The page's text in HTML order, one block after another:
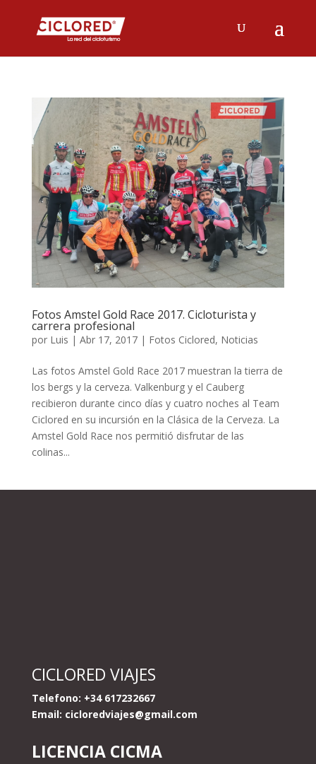
Fotos Amstel Gold Race 2017. Cicloturista y
carrera profesional
por Luis | Abr 17, 2017| Fotos Ciclored, Noticias
Las fotos Amstel Gold Race 2017 muestran la tierra de
los bergs y la cerveza. Valkenburg y el Cauberg
recibieron durante cinco días y cuatro noches al Team
Ciclored en su incursión en la Clásica de la Cerveza. La
Amstel Gold Race nos permitió disfrutar de las
colinas...
CICLORED VIAJES
Telefono: +34 617232667
Email: cicloredviajes@gmail.com
LICENCIA CICMA